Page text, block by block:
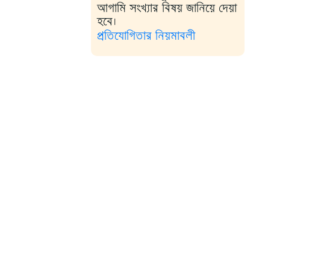
আগামি সংখ্যার বিষয় জানিয়ে দেয়া
হবে।
প্রতিযোগিতার নিয়মাবলী